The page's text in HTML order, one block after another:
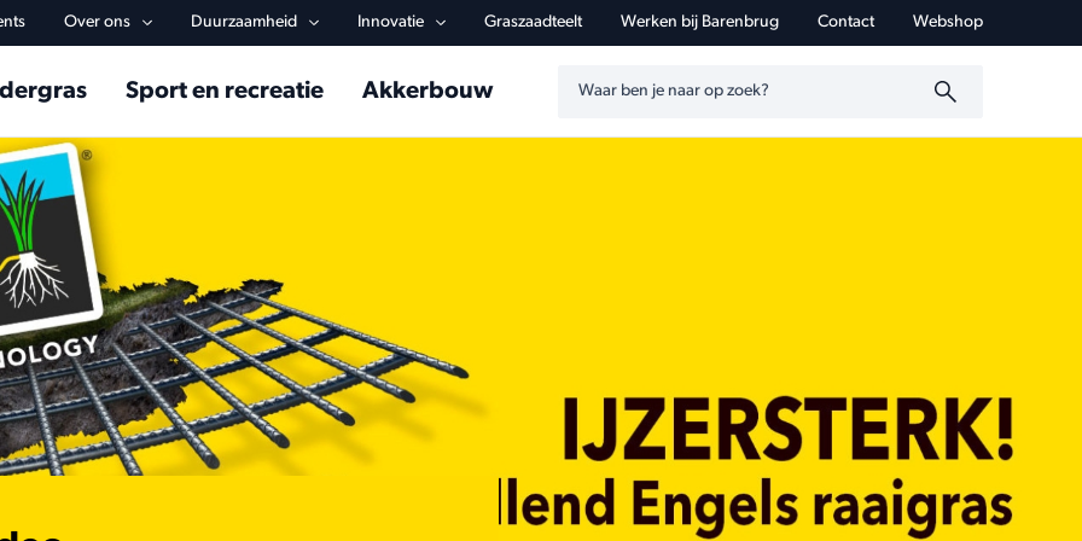
Over ons Duurzaamheid Innovatie Graszaadteelt Werken bij Barenbrug Contact Webshop
navigationSport en recreatie Akkerbouw